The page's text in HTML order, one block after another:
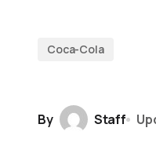
Coca-Cola
By Staff